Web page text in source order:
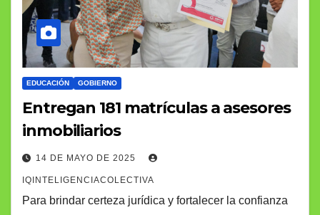
EDUCACIÓN GOBIERNO
Entregan 181 matrículas a asesores
inmobiliarios
14 DE MAYO DE 2025
IQINTELIGENCIACOLECTIVA
Para brindar certeza jurídica y fortalecer la confianza